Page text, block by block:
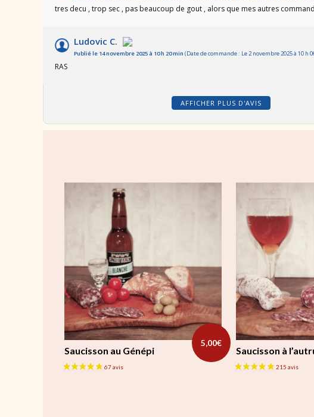
tres decu , trop sec , pas beaucoup de gout , alors que mes autres
Ludovic C.
Publié le 14 novembre 2025 à 10 h 20 min (Date de commande : Le 2 novembre 2025 à 10 h
RAS
AFFICHER PLUS D'AVIS
Saucisson au Génépi
5,00€
Saucisson à